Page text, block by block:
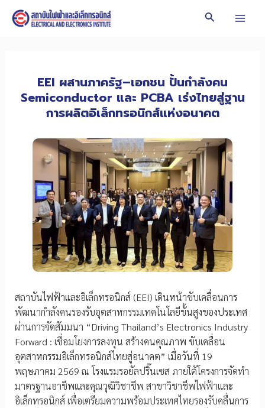
Search
EEI ผสานภาครัฐ–เอกชน ปั้นกำลังคน
Semiconductor และ PCBA เร่งไทยสู่ฐาน
การผลิตอิเล็กทรอนิกส์แห่งอนาคต
สถาบันไฟฟ้าและอิเล็กทรอนิกส์ (EEI) เดินหน้าขับเคลื่อนการ
พัฒนากำลังคนรองรับอุตสาหกรรมเทคโนโลยีขั้นสูงของประเทศ
ผ่านการจัดสัมมนา “Driving Thailand’s Electronics Industry
Forward : เชื่อมโยงการลงทุน สร้างคนคุณภาพ ขับเคลื่อน
อุตสาหกรรมอิเล็กทรอนิกส์ไทยสู่อนาคต” เมื่อวันที่ 19
พฤษภาคม 2569 ณ โรงแรมรอยัลปริ๊นเซส ภายใต้โครงการจัดทำ
มาตรฐานอาชีพและคุณวุฒิวิชาชีพ สาขาวิชาชีพไฟฟ้าและ
อิเล็กทรอนิกส์ เพื่อเตรียมความพร้อมประเทศไทยรองรับคลื่นการ